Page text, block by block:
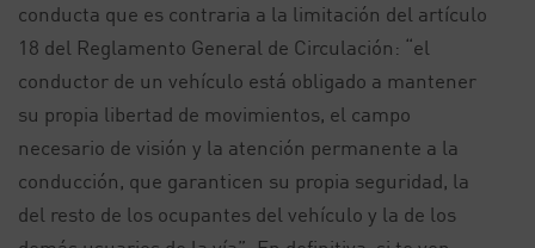
conducta que es contraria a la limitación del artículo
18 del Reglamento General de Circulación: “el
conductor de un vehículo está obligado a mantener
su propia libertad de movimientos, el campo
necesario de visión y la atención permanente a la
conducción, que garanticen su propia seguridad, la
del resto de los ocupantes del vehículo y la de los